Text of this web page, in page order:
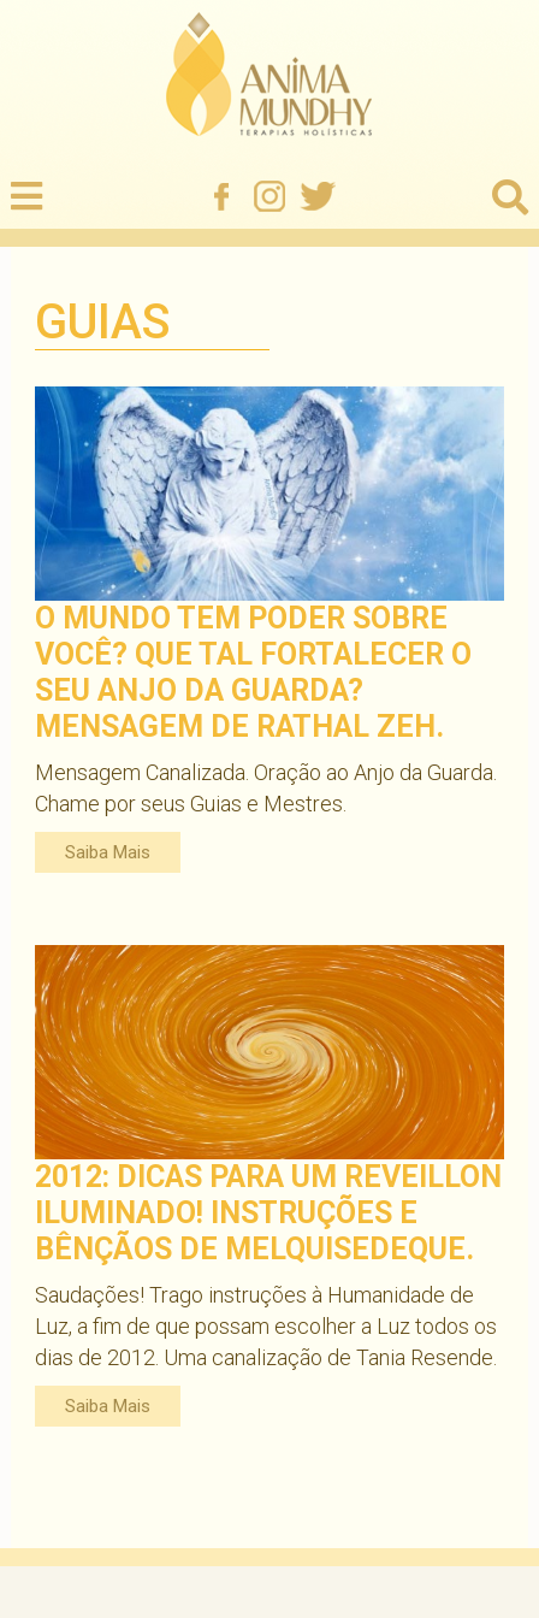
GUIAS
O MUNDO TEM PODER SOBRE
VOCÊ? QUE TAL FORTALECER O
SEU ANJO DA GUARDA?
MENSAGEM DE RATHAL ZEH.
Mensagem Canalizada. Oração ao Anjo da Guarda.
Chame por seus Guias e Mestres.
Saiba Mais
2012: DICAS PARA UM REVEILLON
ILUMINADO! INSTRUÇÕES E
BÊNÇÃOS DE MELQUISEDEQUE.
Saudações! Trago instruções à Humanidade de
Luz, a fim de que possam escolher a Luz todos os
dias de 2012. Uma canalização de Tania Resende.
Saiba Mais